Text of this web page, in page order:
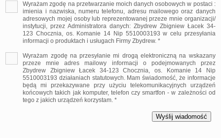
Wyrażam zgodę na przetwarzanie moich danych osobowych w postaci :
imienia i nazwiska, numeru telefonu, adresu mailowego oraz danych
adresowych mojej osoby lub reprezentowanej przeze mnie organizacji/
instytucji, przez Administratora danych: Zbydrew Zbigniew Łacek 34-
123 Chocznia, os. Komanie 14 Nip 5510003193 w celu przesyłania
informacji o produktach i usługach Firmy Zbydrew. *
Wyrażam zgodę na przesyłanie mi drogą elektroniczną na wskazany
przeze mnie adres mailowy informacji o podejmowanych przez
Zbydrew Zbigniew Łacek 34-123 Chocznia, os. Komanie 14 Nip
5510003193 działaniach statutowych. Mam świadomość, że informacje
będą mi przekazywane przy użyciu telekomunikacyjnych urządzeń
końcowych takich jak komputer, telefon czy smartfon - w zależności od
tego z jakich urządzeń korzystam. *